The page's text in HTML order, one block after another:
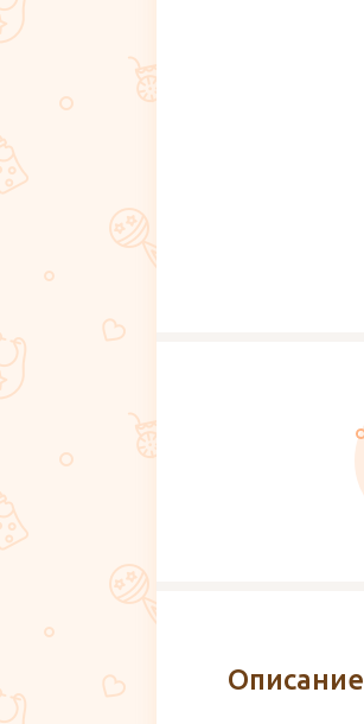
Описание